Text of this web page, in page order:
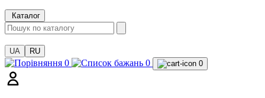
Каталог
UA RU
0 0 0